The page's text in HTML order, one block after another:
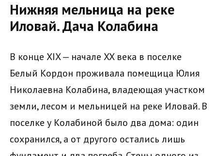
Нижняя мельница на реке
Иловай. Дача Колабина
В конце XIX — начале XX века в поселке
Белый Кордон проживала помещица Юлия
Николаевна Колабина, владеющая участком
земли, лесом и мельницей на реке Иловай. В
поселке у Колабиной было два дома: один
сохранился, а от другого остались лишь